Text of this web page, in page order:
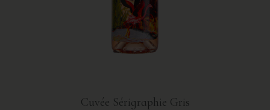
Cuvée Sérigraphie Gris